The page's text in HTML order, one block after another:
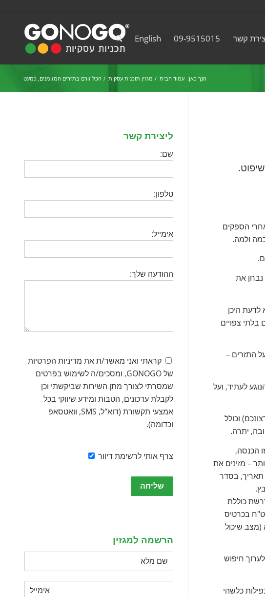
קשר 09-9515015
English
הנך כאן: עמוד הבית / מגזין תוכנית עסקית / הכל זורם בתזרים המזומנים, כמעט
הספקים
ולמה.
נבחן את
היכן
צפויים
התזרים –
לעתיד, ועל
וכולל
יתרה.
הכנסה,
– מזינים את
תאריך, בסדר
כוללת
בכרטיס
(מצב שיכול
חיפוש
כלשהי
ליצירת קשר
שם:
טלפון:
אימייל:
ההודעה שלך:
קראתי ואני מאשר/ת את מדיניות הפרטיות
של GONOGO, ומסכים/ה לשימוש בפרטים
שמסרתי לצורך מתן השירות שביקשתי וכן
לקבלת עדכונים, הטבות ומידע שיווקי בכל
אמצעי תקשורת (דוא"ל, SMS, וואטסאפ
וכדומה).
צרף אותי לרשימת דיוור
Please
leave
הרשמה למגזין